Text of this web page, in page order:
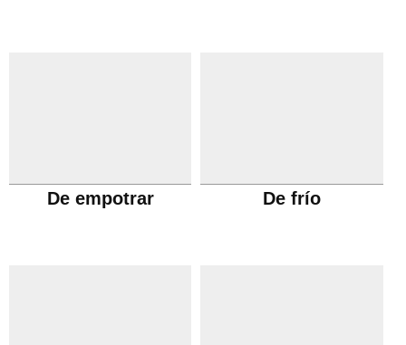
De empotrar De frío